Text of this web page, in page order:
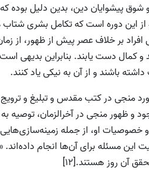
پيشوايان دين، بدين دلیل بوده كه
اين دوره است كه تكامل بشرى شتاب
بر خلاف عصر پيش از ظهور، از
كمال دست يابند. بنابراين بديهى
باشند و از آن به نيكى ياد كنند.
منجى در كتب مقدس و تبليغ و ترويج
و ظهور منجى در آخر‌الزمان،
او، از جمله زمينه‌سازى‌هایی
اين مسئله برای آن‌‌ها انجام
آن روز هستند.[12]